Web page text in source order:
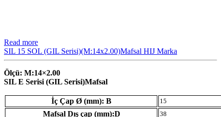
Read more
SIL 15 SOL (GIL Serisi)(M:14x2.00)Mafsal HIJ Marka
Ölçü: M:14×2.00
SIL E Serisi (GIL Serisi)Mafsal
İç Çap Ø (mm): B 15
Mafsal Dış çap (mm):D 38